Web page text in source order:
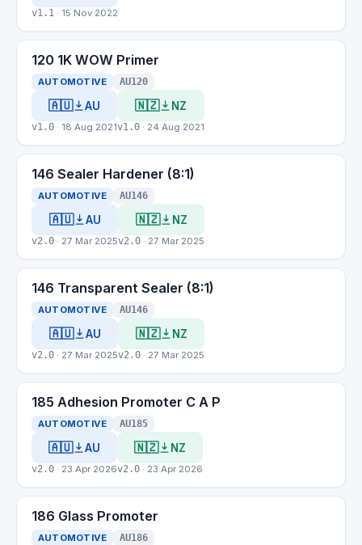
v1.1 · 15 Nov 2022
120 1K WOW Primer
AUTOMOTIVE AU120
🇦🇺 AU
v1.0 · 18 Aug 2021
🇳🇿 NZ
v1.0 · 24 Aug 2021
146 Sealer Hardener (8:1)
AUTOMOTIVE AU146
🇦🇺 AU
v2.0 · 27 Mar 2025
🇳🇿 NZ
v2.0 · 27 Mar 2025
146 Transparent Sealer (8:1)
AUTOMOTIVE AU146
🇦🇺 AU
v2.0 · 27 Mar 2025
🇳🇿 NZ
v2.0 · 27 Mar 2025
185 Adhesion Promoter C A P
AUTOMOTIVE AU185
🇦🇺 AU
v2.0 · 23 Apr 2026
🇳🇿 NZ
v2.0 · 23 Apr 2026
186 Glass Promoter
AUTOMOTIVE AU186